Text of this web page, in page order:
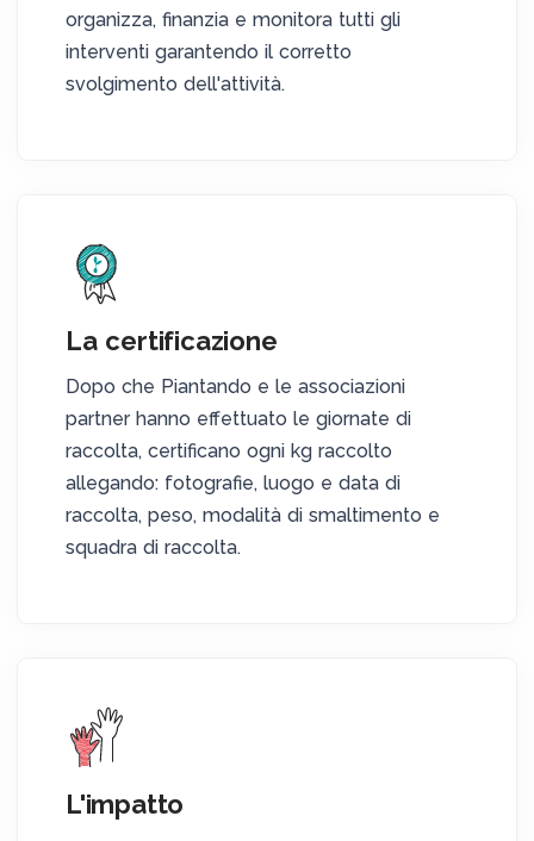
organizza, finanzia e monitora tutti gli
interventi garantendo il corretto
svolgimento dell'attività.
La certificazione
Dopo che Piantando e le associazioni
partner hanno effettuato le giornate di
raccolta, certificano ogni kg raccolto
allegando: fotografie, luogo e data di
raccolta, peso, modalità di smaltimento e
squadra di raccolta.
L'impatto